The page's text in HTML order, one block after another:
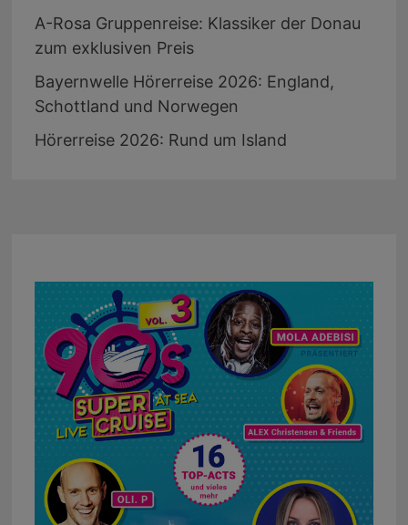
A-Rosa Gruppenreise: Klassiker der Donau
zum exklusiven Preis
Bayernwelle Hörerreise 2026: England,
Schottland und Norwegen
Hörerreise 2026: Rund um Island